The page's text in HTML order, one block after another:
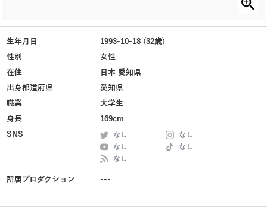
生年月日
1993-10-18 (32歳)
性別
女性
在住
日本 愛知県
出身都道府県
愛知県
職業
大学生
身長
169cm
SNS
なし
なし
なし
なし
なし
所属プロダクション ---